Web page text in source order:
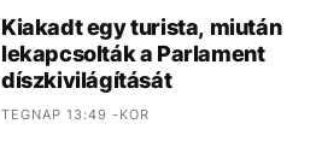
Kiakadt egy turista, miután
lekapcsolták a Parlament
díszkivilágítását
TEGNAP 13:49 -KOR